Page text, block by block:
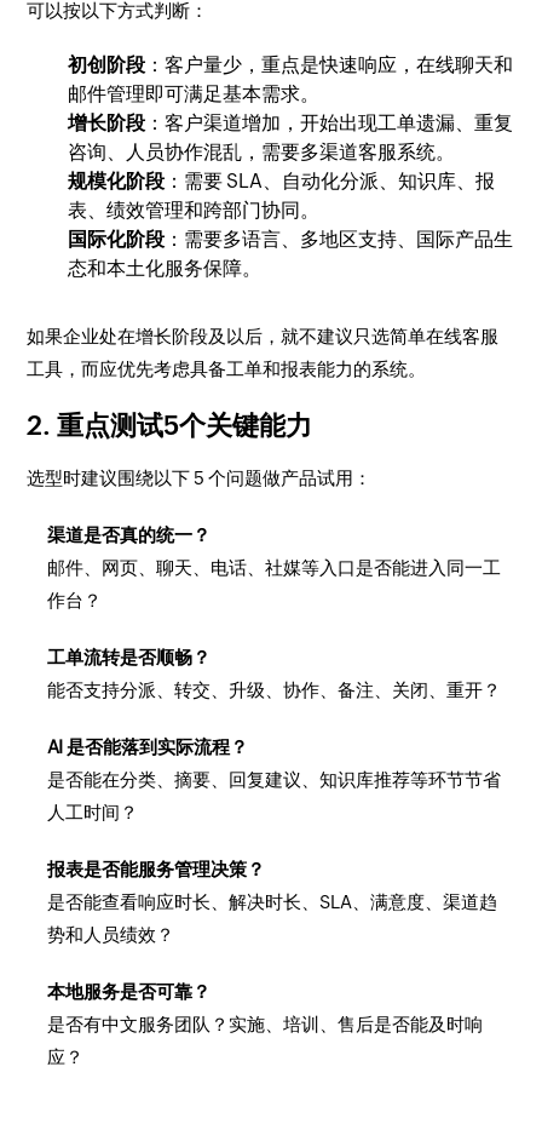
可以按以下方式判断：
初创阶段 ：客户量少，重点是快速响应，在线聊天和
邮件管理即可满足基本需求。
增长阶段 ：客户渠道增加，开始出现工单遗漏、重复
咨询、人员协作混乱，需要多渠道客服系统。
规模化阶段 ：需要 SLA、自动化分派、知识库、报
表、绩效管理和跨部门协同。
国际化阶段 ：需要多语言、多地区支持、国际产品生
态和本土化服务保障。
如果企业处在增长阶段及以后，就不建议只选简单在线客服
工具，而应优先考虑具备工单和报表能力的系统。
2. 重点测试5个关键能力
选型时建议围绕以下 5 个问题做产品试用：
渠道是否真的统一？
邮件、网页、聊天、电话、社媒等入口是否能进入同一工
作台？
工单流转是否顺畅？
能否支持分派、转交、升级、协作、备注、关闭、重开？
AI 是否能落到实际流程？
是否能在分类、摘要、回复建议、知识库推荐等环节节省
人工时间？
报表是否能服务管理决策？
是否能查看响应时长、解决时长、SLA、满意度、渠道趋
势和人员绩效？
本地服务是否可靠？
是否有中文服务团队？实施、培训、售后是否能及时响
应？